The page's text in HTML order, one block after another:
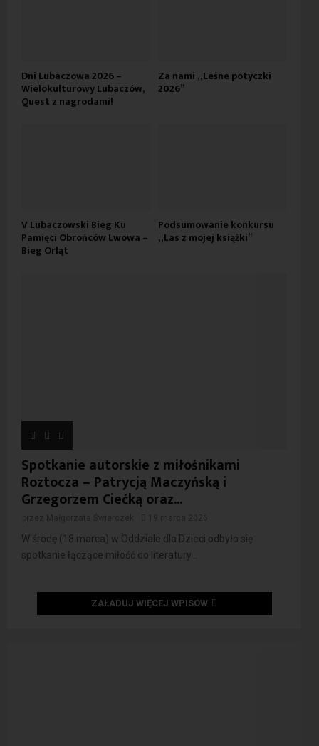
Dni Lubaczowa 2026 –
Wielokulturowy Lubaczów,
Quest z nagrodami!
Za nami „Leśne potyczki
2026”
V Lubaczowski Bieg Ku
Pamięci Obrońców Lwowa –
Bieg Orląt
Podsumowanie konkursu
„Las z mojej książki”
Spotkanie autorskie z miłośnikami
Roztocza – Patrycją Maczyńską i
Grzegorzem Ciećką oraz...
W środę (18 marca) w Oddziale dla Dzieci odbyło się
spotkanie łączące miłość do literatury...
ZAŁADUJ WIĘCEJ WPISÓW